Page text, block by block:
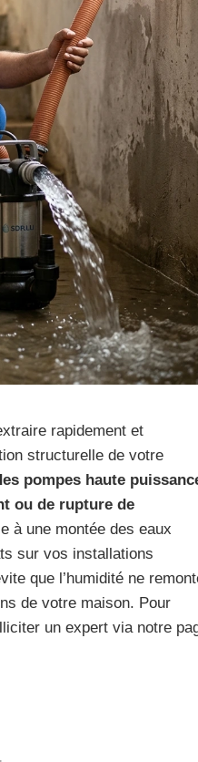
rapidement et
structurelle de votre
pompes haute
ou de rupture de
à une montée des eaux
sur vos installations
que l’humidité ne
de votre maison. Pour
un expert via notre